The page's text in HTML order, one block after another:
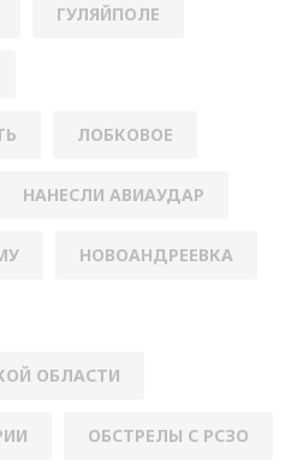
ГУЛЯЙПОЛЕ
ЛОБКОВОЕ
НАНЕСЛИ АВИАУДАР
НОВОАНДРЕЕВКА
ОБЛАСТИ
ОБСТРЕЛЫ С РСЗО